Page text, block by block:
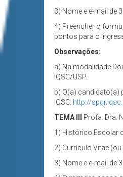
3) Nome e e-mail de
4) Preencher o
pontos para o
Observações:
a) Na modalidade
IQSC/USP.
b) O(a) candidato(a)
IQSC: http://
TEMA III
Profa. Dra.
1) Histórico Escolar
2) Currículo Vitae
3) Nome e e-mail de